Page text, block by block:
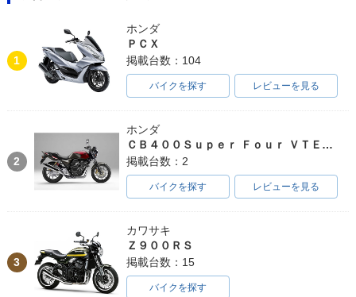
1
ホンダ
ＰＣＸ
掲載台数：104
バイクを探す レビューを見る
2
ホンダ
ＣＢ４００Ｓｕｐｅｒ Ｆｏｕｒ ＶＴＥＣ ＳＰＥＣ３
掲載台数：2
バイクを探す レビューを見る
3
カワサキ
Ｚ９００ＲＳ
掲載台数：15
バイクを探す